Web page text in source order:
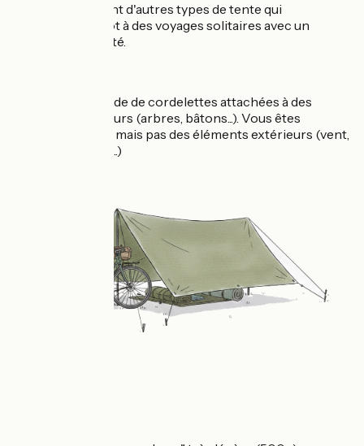
Il existe également d'autres types de tente qui
s'adressent plutôt à des voyages solitaires avec un
besoin de légèreté.
Toile tendue à l'aide de cordelettes attachées à des
éléments extérieurs (arbres, bâtons...). Vous êtes
protégée la pluie mais pas des éléments extérieurs (vent,
lumière, animaux,..)